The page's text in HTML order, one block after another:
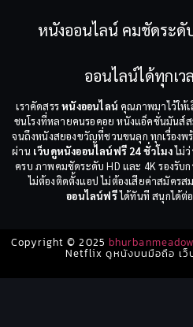
หนังออนไลน์ คมชัดระดั
ออนไลน์ได้ทุกเว
เราคัดสรรหนังออนไลน์ คุณภาพมาไว้ให้
ชนโรงที่หลายคนรอคอย หนังแอ็คชั่นมันส์ส
จนถึงหนังสยองขวัญที่ชวนขนลุก ทุกเรื่องพ
ผ่าน เว็บดูหนังออนไลน์ฟรี 24 ชั่วโมงไม่ว่
ครบ ภาพคมชัดระดับ HD และ 4K รองรับ
ไม่ต้องติดตั้งแอป ไม่ต้องเสียค่าสมัครส
ออนไลน์ฟรีได้ทันที สนุกได้ต่
Copyright © 2025
Netflix ดูหนังบนมือถือ เว็